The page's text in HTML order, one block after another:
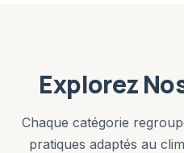
Explorez
Chaque catégorie
pratiques adaptés au